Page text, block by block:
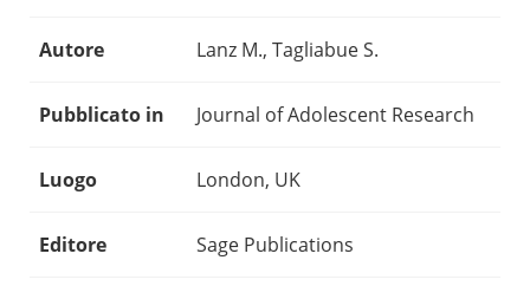
Autore Lanz M., Tagliabue S.
Pubblicato in Journal of Adolescent Research
Luogo London, UK
Editore Sage Publications